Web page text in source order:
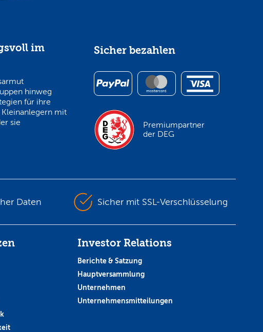
im
hinweg
für ihre
mit
sie
Sicher bezahlen
Premiumpartner
der DEG
Daten Sicher mit SSL-Verschlüsselung
Investor Relations
Berichte & Satzung
Hauptversammlung
Unternehmen
Unternehmensmitteilungen